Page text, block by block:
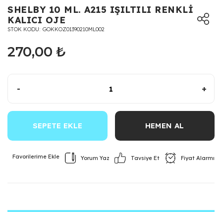
SHELBY 10 ML. A215 IŞILTILI RENKLİ
KALICI OJE
STOK KODU GOKKOZ01390210ML002
270,00 ₺
- +
SEPETE EKLE HEMEN AL
Yorum Yaz Tavsiye Et Fiyat Alarmı